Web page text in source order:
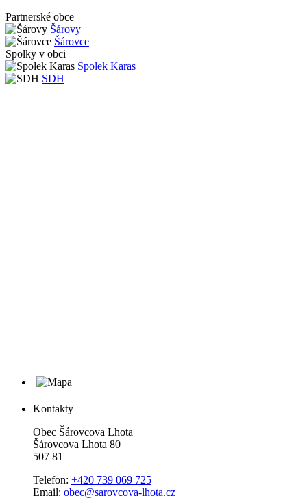
Partnerské obce
Šárovy
Šárovce
Spolky v obci
Spolek Karas
SDH
Kontakty
Obec Šárovcova Lhota
Šárovcova Lhota 80
507 81
Telefon: +420 739 069 725
Email: obec@sarovcova-lhota.cz